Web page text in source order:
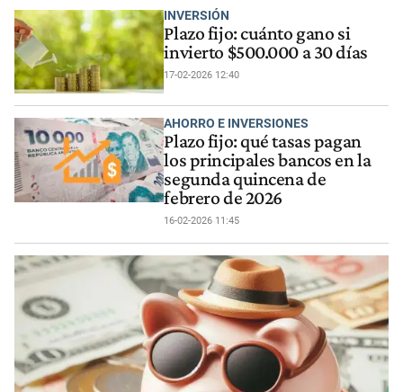
INVERSIÓN
Plazo fijo: cuánto gano si
invierto $500.000 a 30 días
17-02-2026 12:40
AHORRO E INVERSIONES
Plazo fijo: qué tasas pagan
los principales bancos en la
segunda quincena de
febrero de 2026
16-02-2026 11:45